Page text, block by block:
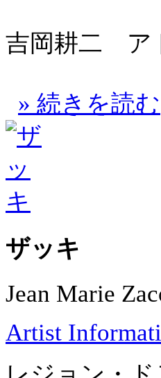
吉岡耕二 ア
» 続きを読む
ザッキ
Jean Marie
Artist